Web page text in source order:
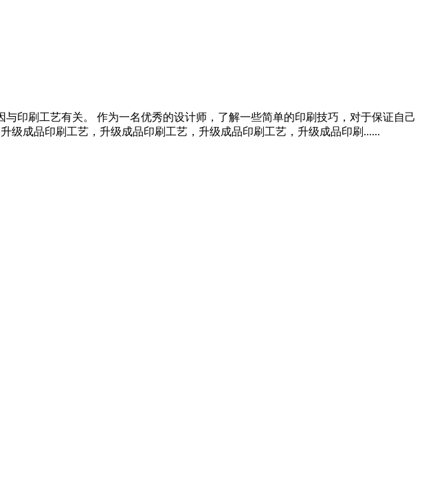
印刷工艺有关。 作为一名优秀的设计师，了解一些简单的印刷技巧，对于保证自己
成品印刷工艺，升级成品印刷工艺，升级成品印刷工艺，升级成品印刷......